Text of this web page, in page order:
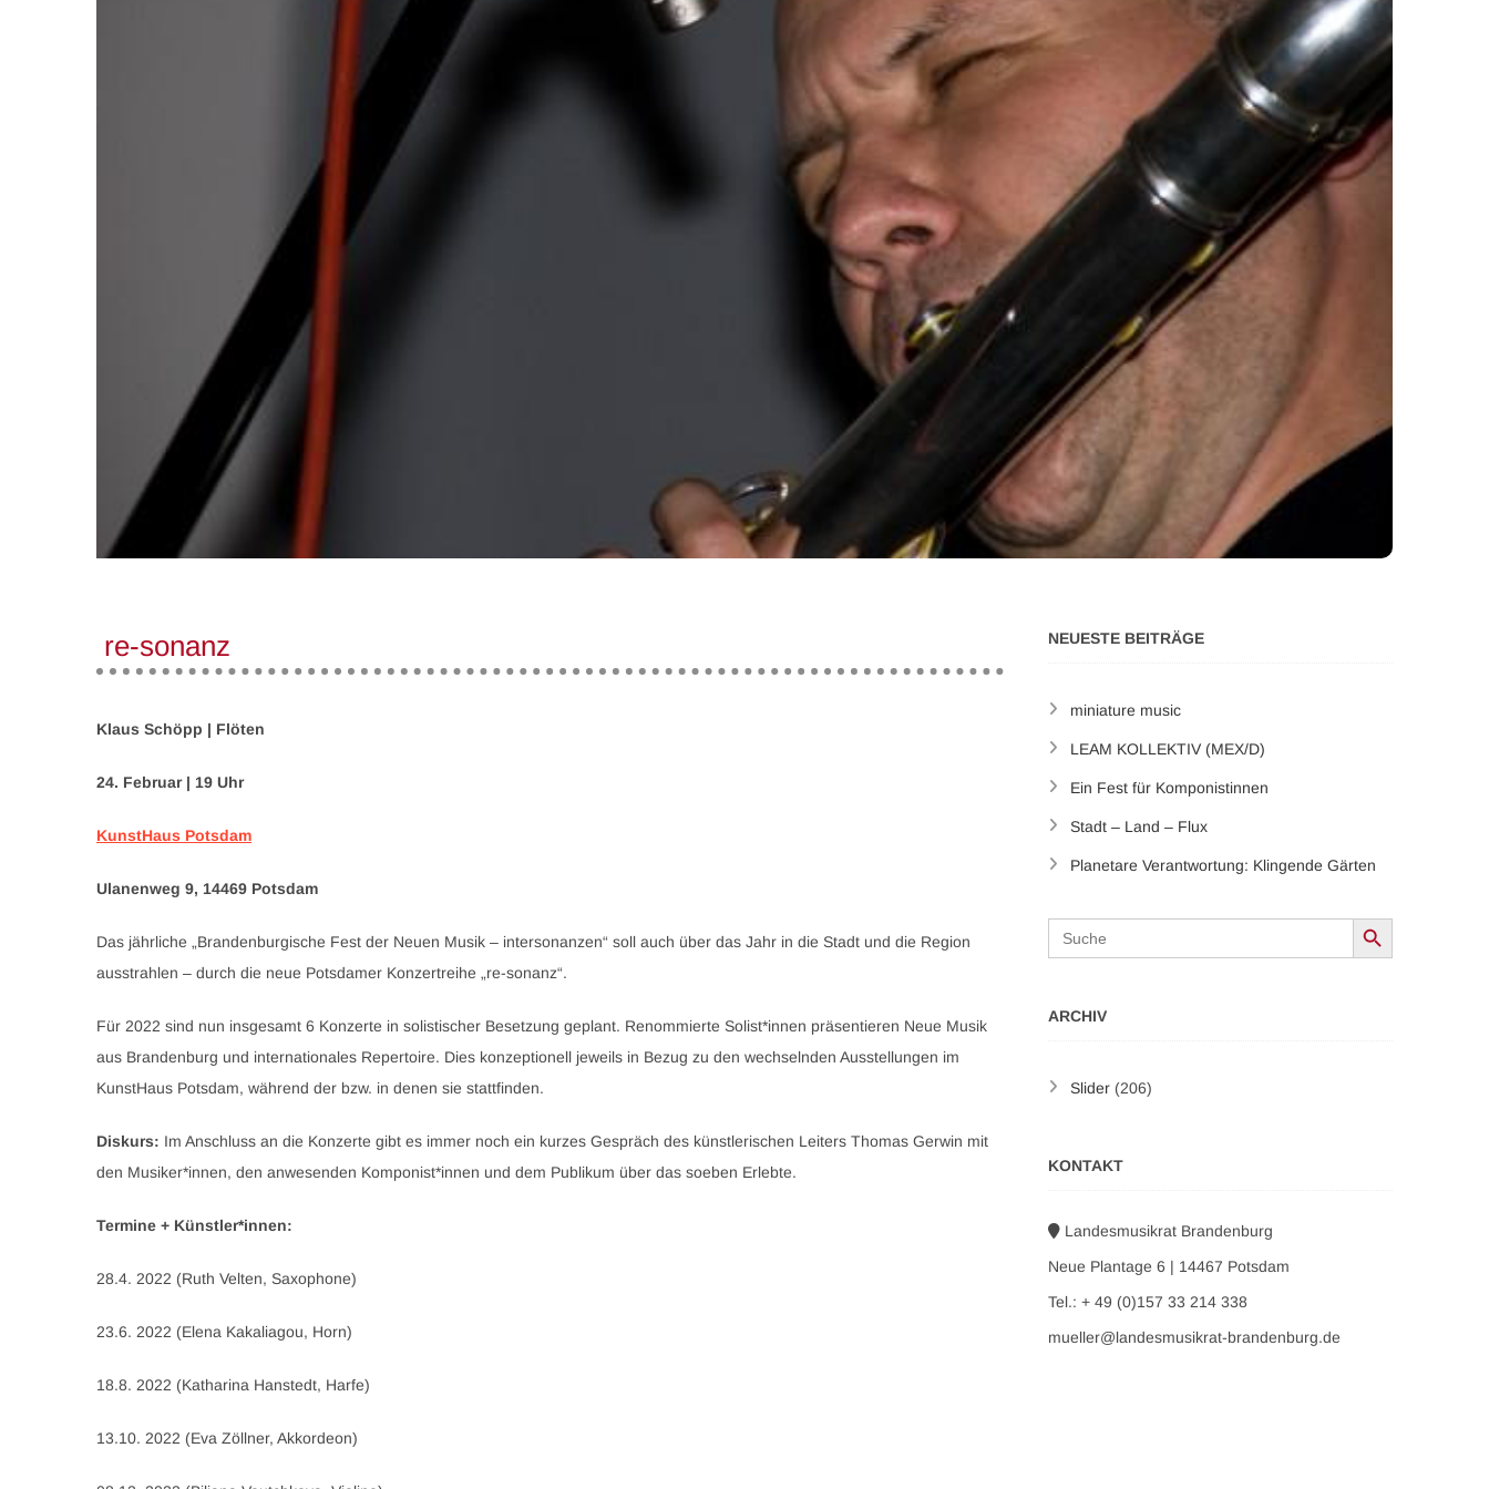
re-sonanz
Klaus Schöpp | Flöten
24. Februar | 19 Uhr
KunstHaus Potsdam
Ulanenweg 9, 14469 Potsdam
Das jährliche „Brandenburgische Fest der Neuen Musik – intersonanzen“ soll auch über das Jahr in die Stadt und die Region
ausstrahlen – durch die neue Potsdamer Konzertreihe „re-sonanz“.
Für 2022 sind nun insgesamt 6 Konzerte in solistischer Besetzung geplant. Renommierte Solist*innen präsentieren Neue Musik
aus Brandenburg und internationales Repertoire. Dies konzeptionell jeweils in Bezug zu den wechselnden Ausstellungen im
KunstHaus Potsdam, während der bzw. in denen sie stattfinden.
Diskurs: Im Anschluss an die Konzerte gibt es immer noch ein kurzes Gespräch des künstlerischen Leiters Thomas Gerwin mit
den Musiker*innen, den anwesenden Komponist*innen und dem Publikum über das soeben Erlebte.
Termine + Künstler*innen:
28.4. 2022 (Ruth Velten, Saxophone)
23.6. 2022 (Elena Kakaliagou, Horn)
18.8. 2022 (Katharina Hanstedt, Harfe)
13.10. 2022 (Eva Zöllner, Akkordeon)
NEUESTE BEITRÄGE
miniature music
LEAM KOLLEKTIV (MEX/D)
Ein Fest für Komponistinnen
Stadt – Land – Flux
Planetare Verantwortung: Klingende Gärten
Search
for:
Search Button
ARCHIV
Slider (206)
KONTAKT
Landesmusikrat Brandenburg
Neue Plantage 6 | 14467 Potsdam
Tel.: + 49 (0)157 33 214 338
mueller@landesmusikrat-brandenburg.de